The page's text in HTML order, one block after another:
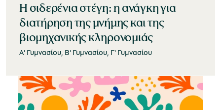
Η σιδερένια στέγη: η ανάγκη για
διατήρηση της μνήμης και της
βιομηχανικής κληρονομιάς
Α' Γυμνασίου, Β' Γυμνασίου, Γ' Γυμνασίου